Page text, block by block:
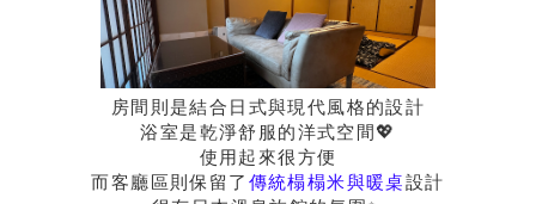
房間則是結合日式與現代風格的設計
浴室是乾淨舒服的洋式空間💖
使用起來很方便
而客廳區則保留了 傳統榻榻米與暖桌設計